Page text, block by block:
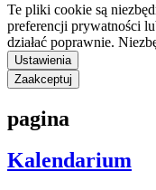
Te pliki cookie są
preferencji prywatności
działać poprawnie.
Ustawienia
Zaakceptuj
pagina
Kalendarium